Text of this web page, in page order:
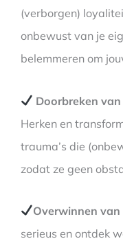
(verborgen)
onbewust van je
belemmeren om
Doorbreken
Herken en
trauma’s die
zodat ze geen
Overwinnen
serieus en ontdek